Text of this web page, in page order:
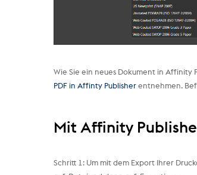
Wie Sie ein neues Dokument in Affinity
PDF in Affinty Publisher entnehmen.
Mit Affinity
Schritt 1: Um mit dem Export Ihrer